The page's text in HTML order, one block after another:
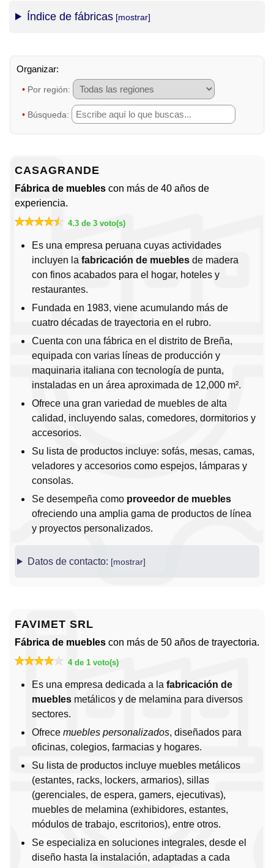
Índice de fábricas
• Por región:
• Búsqueda:
CASAGRANDE
Fábrica de muebles con más de 40 años de
experiencia.
4.3 de 3 voto(s)
Es una empresa peruana cuyas actividades
incluyen la fabricación de muebles de madera
con finos acabados para el hogar, hoteles y
restaurantes.
Fundada en 1983, viene acumulando más de
cuatro décadas de trayectoria en el rubro.
Cuenta con una fábrica en el distrito de Breña,
equipada con varias líneas de producción y
maquinaria italiana con tecnología de punta,
instaladas en un área aproximada de 12,000 m².
Ofrece una gran variedad de muebles de alta
calidad, incluyendo salas, comedores, dormitorios y
accesorios.
Su lista de productos incluye: sofás, mesas, camas,
veladores y accesorios como espejos, lámparas y
consolas.
Se desempeña como proveedor de muebles
ofreciendo una amplia gama de productos de línea
y proyectos personalizados.
Datos de contacto:
FAVIMET SRL
Fábrica de muebles con más de 50 años de trayectoria.
4 de 1 voto(s)
Es una empresa dedicada a la fabricación de
muebles metálicos y de melamina para diversos
sectores.
Ofrece muebles personalizados, diseñados para
oficinas, colegios, farmacias y hogares.
Su lista de productos incluye muebles metálicos
(estantes, racks, lockers, armarios), sillas
(gerenciales, de espera, gamers, ejecutivas),
muebles de melamina (exhibidores, estantes,
módulos de trabajo, escritorios), entre otros.
Se especializa en soluciones integrales, desde el
diseño hasta la instalación, adaptadas a cada